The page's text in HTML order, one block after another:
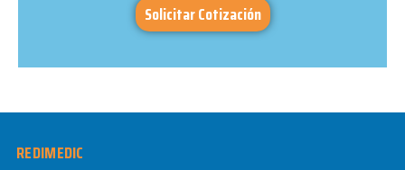
Solicitar Cotización
REDIMEDIC